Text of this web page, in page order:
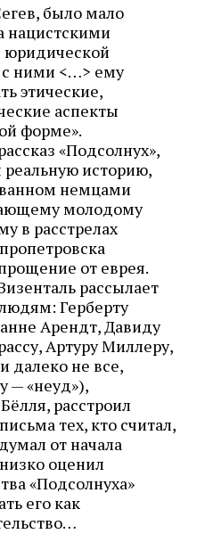
было мало
нацистскими
юридической
с ними <…> ему
этические,
аспекты
форме».
«Подсолнух»,
историю,
немцами
молодому
в расстрелах
от еврея.
рассылает
Герберту
Арендт, Давиду
Артуру Миллеру,
далеко не все,
— «неуд»),
расстроил
тех, кто считал,
от начала
оценил
«Подсолнуха»
его как